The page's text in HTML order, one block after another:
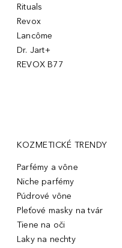
Rituals
Revox
Lancôme
Dr. Jart+
REVOX B77
KOZMETICKÉ TRENDY
Parfémy a vône
Niche parfémy
Púdrové vône
Pleťové masky na tvár
Tiene na oči
Laky na nechty